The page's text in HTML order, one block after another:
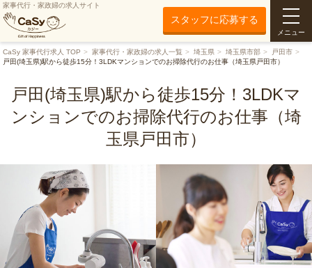
家事代行・家政婦の求人サイト
スタッフに応募する
メニュー
CaSy 家事代行求人 TOP 家事代行・家政婦の求人一覧 埼玉県 埼玉県市部
戸田市
戸田(埼玉県)駅から徒歩15分！3LDKマンションでのお掃除代行のお仕事（埼玉県戸田市）
戸田(埼玉県)駅から徒歩15分！3LDKマ
ンションでのお掃除代行のお仕事（埼
玉県戸田市）